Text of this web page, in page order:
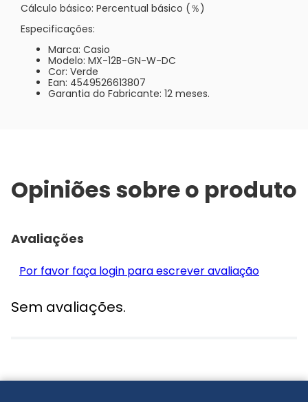
Cálculo básico: Percentual básico (％)
Especificações:
Marca: Casio
Modelo: MX-12B-GN-W-DC
Cor: Verde
Ean: 4549526613807
Garantia do Fabricante: 12 meses.
Opiniões sobre o produto
Avaliações
Por favor faça login para escrever avaliação
Sem avaliações.